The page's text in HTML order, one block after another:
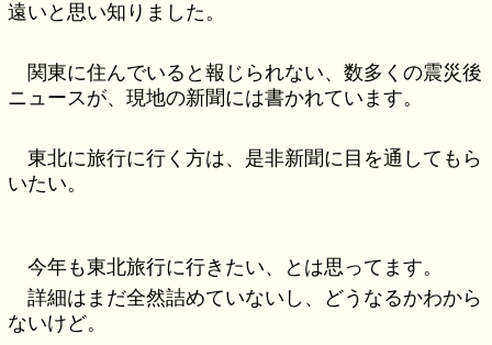
遠いと思い知りました。
関東に住んでいると報じられない、数多くの震災後
ニュースが、現地の新聞には書かれています。
東北に旅行に行く方は、是非新聞に目を通してもら
いたい。
今年も東北旅行に行きたい、とは思ってます。
詳細はまだ全然詰めていないし、どうなるかわから
ないけど。